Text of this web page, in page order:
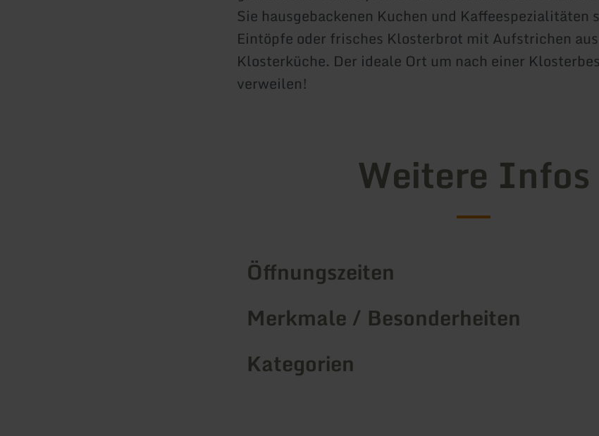
Sie hausgebackenen Kuchen und Kaffeespezialitäten
Eintöpfe oder frisches Klosterbrot mit Aufstrichen
Klosterküche. Der ideale Ort um nach einer
verweilen!
Weitere Infos
Öffnungszeiten
Merkmale / Besonderheiten
Kategorien